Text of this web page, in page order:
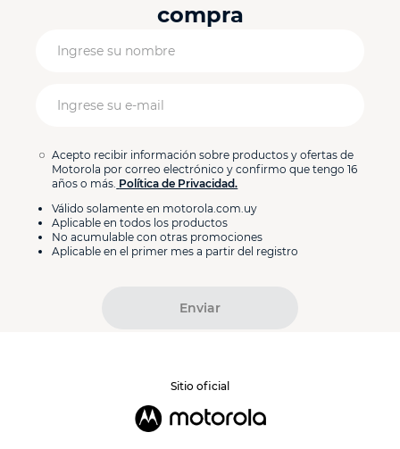
compra
Enviar
Acepto recibir información sobre productos y ofertas de
Motorola por correo electrónico y confirmo que tengo 16
años o más. Política de Privacidad.
Válido solamente en motorola.com.uy
Aplicable en todos los productos
No acumulable con otras promociones
Aplicable en el primer mes a partir del registro
Sitio oficial